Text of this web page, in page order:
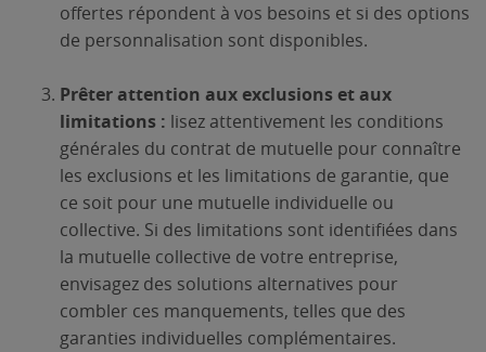
offertes répondent à vos besoins et si des options
de personnalisation sont disponibles.
Prêter attention aux exclusions et aux
limitations : lisez attentivement les conditions
générales du contrat de mutuelle pour connaître
les exclusions et les limitations de garantie, que
ce soit pour une mutuelle individuelle ou
collective. Si des limitations sont identifiées dans
la mutuelle collective de votre entreprise,
envisagez des solutions alternatives pour
combler ces manquements, telles que des
garanties individuelles complémentaires.